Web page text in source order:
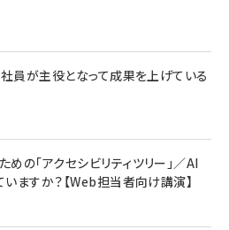
員が主役となって成果を上げている
の「アクセシビリティツリー」／AI
ますか？【Web担当者向け講演】